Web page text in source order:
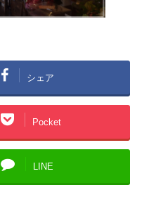
シェア
Pocket
LINE